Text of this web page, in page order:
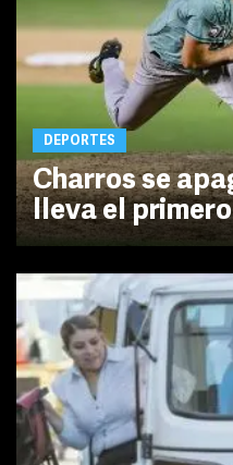
DEPORTES
Charros se
lleva el